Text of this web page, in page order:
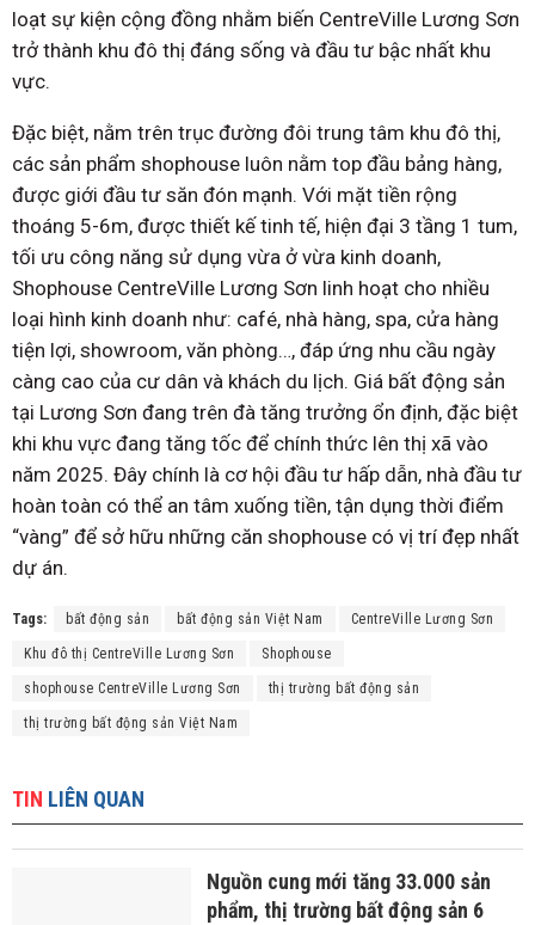
loạt sự kiện cộng đồng nhằm biến CentreVille Lương Sơn
trở thành khu đô thị đáng sống và đầu tư bậc nhất khu
vực.
Đặc biệt, nằm trên trục đường đôi trung tâm khu đô thị,
các sản phẩm shophouse luôn nằm top đầu bảng hàng,
được giới đầu tư săn đón mạnh. Với mặt tiền rộng
thoáng 5-6m, được thiết kế tinh tế, hiện đại 3 tầng 1 tum,
tối ưu công năng sử dụng vừa ở vừa kinh doanh,
Shophouse CentreVille Lương Sơn linh hoạt cho nhiều
loại hình kinh doanh như: café, nhà hàng, spa, cửa hàng
tiện lợi, showroom, văn phòng…, đáp ứng nhu cầu ngày
càng cao của cư dân và khách du lịch. Giá bất động sản
tại Lương Sơn đang trên đà tăng trưởng ổn định, đặc biệt
khi khu vực đang tăng tốc để chính thức lên thị xã vào
năm 2025. Đây chính là cơ hội đầu tư hấp dẫn, nhà đầu tư
hoàn toàn có thể an tâm xuống tiền, tận dụng thời điểm
“vàng” để sở hữu những căn shophouse có vị trí đẹp nhất
dự án.
Tags: bất động sản bất động sản Việt Nam CentreVille Lương Sơn
Khu đô thị CentreVille Lương Sơn Shophouse
shophouse CentreVille Lương Sơn thị trường bất động sản
thị trường bất động sản Việt Nam
TIN LIÊN QUAN
Nguồn cung mới tăng 33.000 sản
phẩm, thị trường bất động sản 6